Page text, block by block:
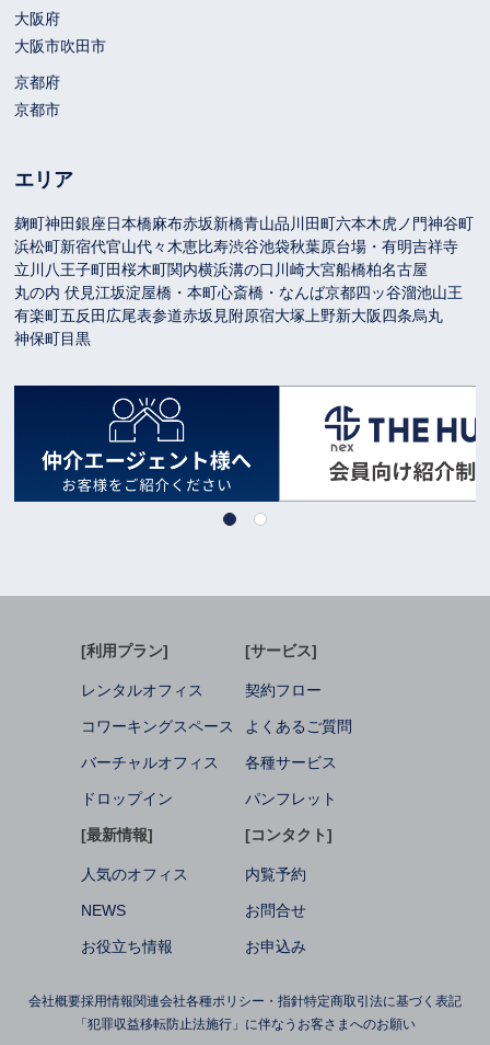
大阪府
大阪市吹田市
京都府
京都市
エリア
麹町神田銀座日本橋麻布赤坂新橋青山品川 田町六本木虎ノ門神谷町
浜松町新宿代官山代々木恵比寿渋谷池袋秋葉原台場・有明吉祥寺
立川 八王子町田桜木町関内横浜溝の口 川崎大宮船橋柏名古屋
丸の内 伏見江坂淀屋橋・本町心斎橋・なんば京都四ッ谷溜池山王
有楽町五反田 広尾表参道赤坂見附原宿大塚 上野新大阪四条烏丸
神保町目黒
[利用プラン]
レンタルオフィス
コワーキングスペース
バーチャルオフィス
ドロップイン
[サービス]
契約フロー
よくあるご質問
各種サービス
パンフレット
[最新情報]
人気のオフィス
NEWS
お役立ち情報
[コンタクト]
内覧予約
お問合せ
お申込み
会社概要採用情報関連会社各種ポリシー・指針特定商取引法に基づく表記
「犯罪収益移転防止法施行」に伴なうお客さまへのお願い